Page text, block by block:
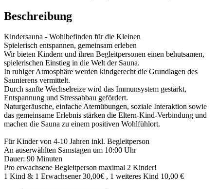
Beschreibung
Kindersauna - Wohlbefinden für die Kleinen
Spielerisch entspannen, gemeinsam erleben
Wir bieten Kindern und ihren Begleitpersonen einen behutsamen,
spielerischen Einstieg in die Welt der Sauna.
In ruhiger Atmosphäre werden kindgerecht die Grundlagen des
Saunierens vermittelt.
Durch sanfte Wechselreize wird das Immunsystem gestärkt,
Entspannung und Stressabbau gefördert.
Naturgeräusche, einfache Atemübungen, soziale Interaktion sowie
das gemeinsame Erlebnis stärken die Eltern-Kind-Verbindung und
machen die Sauna zu einem positiven Wohlfühlort.
Für Kinder von 4-10 Jahren inkl. Begleitperson
An auserwählten Samstagen um 10:00 Uhr
Dauer: 90 Minuten
Pro erwachsene Begleitperson maximal 2 Kinder!
1 Kind & 1 Erwachsener 30,00€ , 1 weiteres Kind 10,00 €